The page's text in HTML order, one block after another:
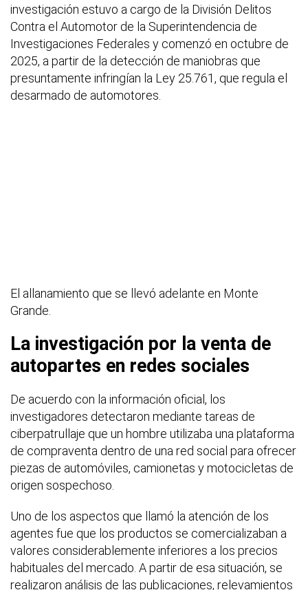
investigación estuvo a cargo de la División Delitos
Contra el Automotor de la Superintendencia de
Investigaciones Federales y comenzó en octubre de
2025, a partir de la detección de maniobras que
presuntamente infringían la Ley 25.761, que regula el
desarmado de automotores.
El allanamiento que se llevó adelante en Monte
Grande.
La investigación por la venta de
autopartes en redes sociales
De acuerdo con la información oficial, los
investigadores detectaron mediante tareas de
ciberpatrullaje que un hombre utilizaba una plataforma
de compraventa dentro de una red social para ofrecer
piezas de automóviles, camionetas y motocicletas de
origen sospechoso.
Uno de los aspectos que llamó la atención de los
agentes fue que los productos se comercializaban a
valores considerablemente inferiores a los precios
habituales del mercado. A partir de esa situación, se
realizaron análisis de las publicaciones, relevamientos